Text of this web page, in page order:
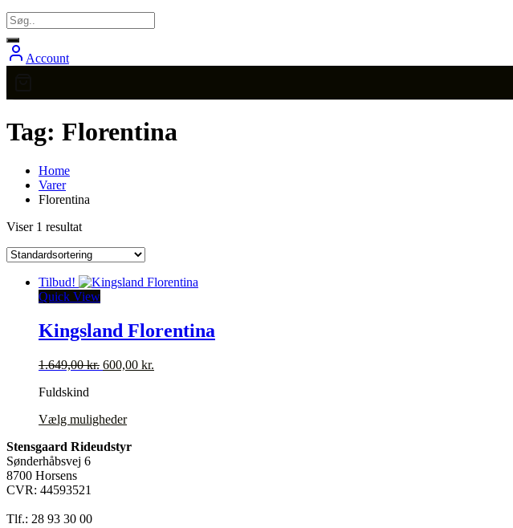
Account
Tag: Florentina
Home
Varer
Florentina
Viser 1 resultat
Tilbud!
Quick View
Kingsland Florentina
1.649,00kr. Den
1.649,00 kr..
600,00 kr.
Fuldskind
Vælg mulighederDette
har
Stensgaard Rideudstyr
Sønderhåbsvej 6
8700 Horsens
CVR: 44593521
Tlf.: 28 93 30 00